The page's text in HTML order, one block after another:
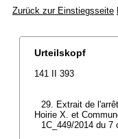
Zurück zur Einstiegsseite
Urteilskopf
141 II 393
29. Extrait de
Hoirie X. et
1C_449/2014 du 7